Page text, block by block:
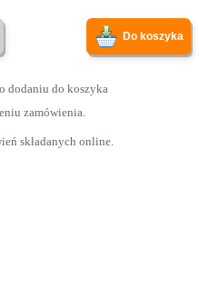
Do koszyka
dodaniu do koszyka
zamówienia.
składanych online.